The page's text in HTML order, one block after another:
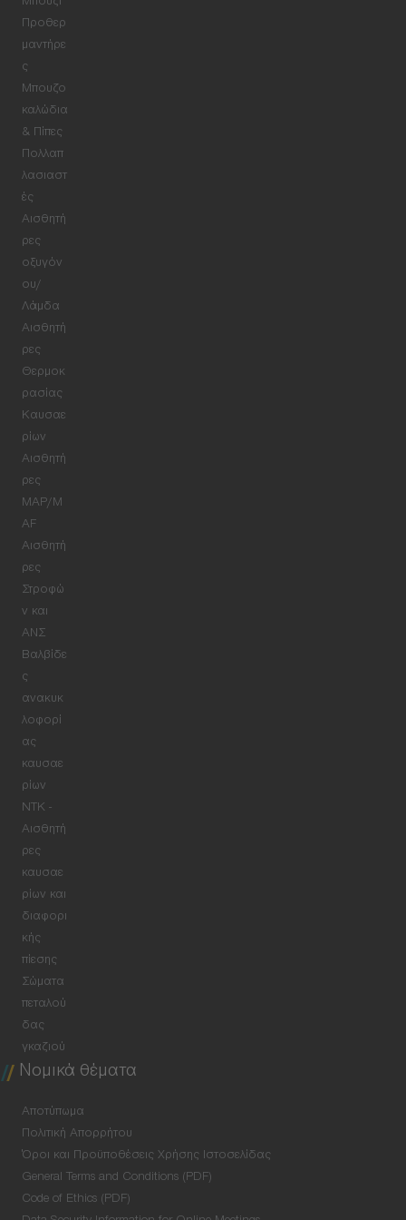
Μπουζί
Προθερ
μαντήρε
ς
Μπουζο
καλώδια
& Πίπες
Πολλαπ
λασιαστ
ές
Αισθητή
ρες
οξυγόν
ου/
Λάμδα
Αισθητή
ρες
Θερμοκ
ρασίας
Καυσαε
ρίων
Αισθητή
ρες
MAP/M
AF
Αισθητή
ρες
Στροφώ
ν και
ΑΝΣ
Βαλβίδε
ς
ανακυκ
λοφορί
ας
καυσαε
ρίων
NTK -
Αισθητή
ρες
καυσαε
ρίων και
διαφορι
κής
πίεσης
Σώματα
πεταλού
δας
γκαζιού
Νομικά θέματα
Αποτύπωμα
Πολιτική Απορρήτου
Όροι και Προϋποθέσεις Χρήσης Ιστοσελίδας
General Terms and Conditions (PDF)
Code of Ethics (PDF)